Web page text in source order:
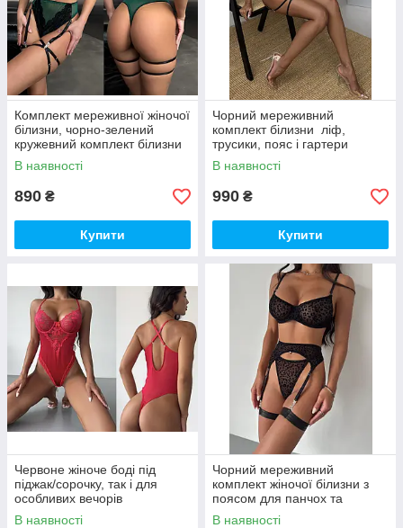
Комплект мереживної жіночої
білизни, чорно-зелений
кружевний комплект білизни
В наявності
890 ₴
Купити
Чорний мереживний
комплект білизни ліф,
трусики, пояс і гартери
В наявності
990 ₴
Купити
Червоне жіноче боді під
піджак/сорочку, так і для
особливих вечорів
В наявності
Чорний мереживний
комплект жіночої білизни з
поясом для панчох та
гартерами (4 предмети)
В наявності